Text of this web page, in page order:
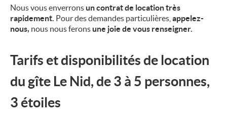
Nous vous enverrons un contrat de location très
rapidement. Pour des demandes particulières, appelez-
nous, nous nous ferons une joie de vous renseigner.
Tarifs et disponibilités de location
du gîte Le Nid, de 3 à 5 personnes,
3 étoiles